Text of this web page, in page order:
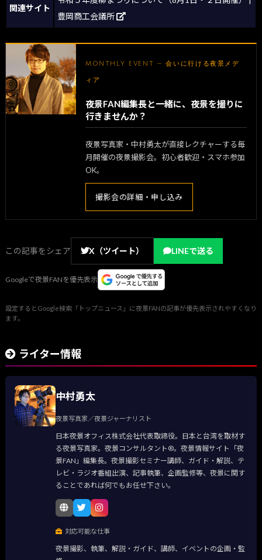
関連サイト
豊岡商工会議所
MONTHLY EVENT — 会いに行ける夜景メデ
ィア
夜景FAN編集長と一緒に、夜景を撮りに
行きませんか？
夜景写真家・中村勇太が直接レクチャーする毎
月開催の夜景撮影会。初心者歓迎・スマホ参加
OK。
撮影会の詳細・申し込み
この記事をシェア X（ツイート） LINEで送る
Googleで夜景FANを優先表示
設定するとGoogle検索「トップニュース」に夜景FANの記事が優先表示されやすくなり
ます。
ライター情報
中村勇太
夜景写真家／夜景ジャーナリスト
日本夜景オフィス株式会社代表取締役。日本と台湾を取材す
る夜景写真家。夜景コンサルタント®。夜景情報サイト「夜
景FAN」編集長。夜景撮影セミナー講師、ガイド・解説、テ
レビ・ラジオ番組出演、記事執筆、企画監修等、夜景に関す
ることであれば何でもお任せ下さい。
対応可能な仕事
夜景撮影、執筆、解説・ガイド、講師、イベントの企画・監